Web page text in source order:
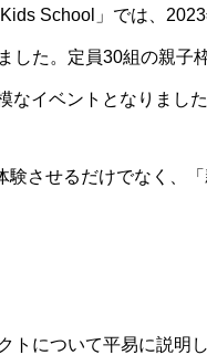
School」では、
した。定員30組の親子
なイベントとなりました
させるだけでなく、
について平易に説明